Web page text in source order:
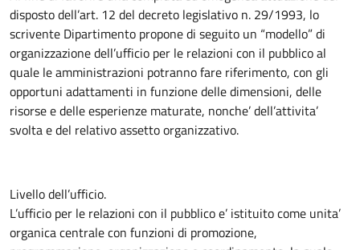
disposto dell’art. 12 del decreto legislativo n. 29/1993, lo
scrivente Dipartimento propone di seguito un “modello” di
organizzazione dell’ufficio per le relazioni con il pubblico al
quale le amministrazioni potranno fare riferimento, con gli
opportuni adattamenti in funzione delle dimensioni, delle
risorse e delle esperienze maturate, nonche’ dell’attivita’
svolta e del relativo assetto organizzativo.
Livello dell’ufficio.
L’ufficio per le relazioni con il pubblico e’ istituito come unita’
organica centrale con funzioni di promozione,